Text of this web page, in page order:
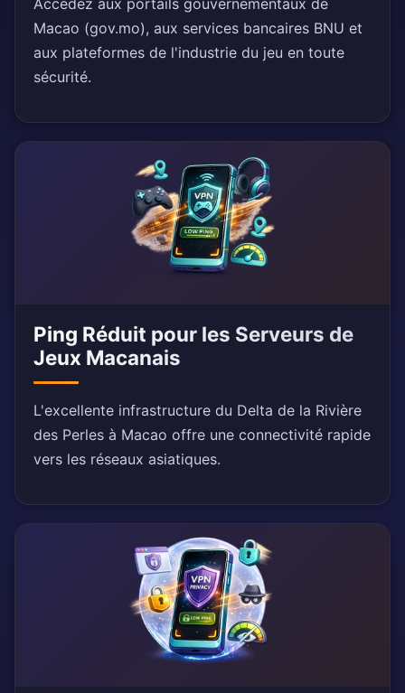
Accédez aux portails gouvernementaux de
Macao (gov.mo), aux services bancaires BNU et
aux plateformes de l'industrie du jeu en toute
sécurité.
Ping Réduit pour les Serveurs de
Jeux Macanais
L'excellente infrastructure du Delta de la Rivière
des Perles à Macao offre une connectivité rapide
vers les réseaux asiatiques.